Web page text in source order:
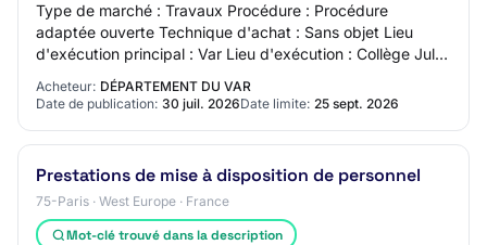
Type de marché : Travaux Procédure : Procédure
adaptée ouverte Technique d'achat : Sans objet Lieu
d'exécution principal : Var Lieu d'exécution : Collège Jules
FERRY 140 Rue André Malraux 83400 HYERE…
Acheteur: DÉPARTEMENT DU VAR
Date de publication: 30 juil. 2026Date limite: 25 sept. 2026
Prestations de mise à disposition de personnel
75-Paris · West Europe · France
Mot-clé trouvé dans la description